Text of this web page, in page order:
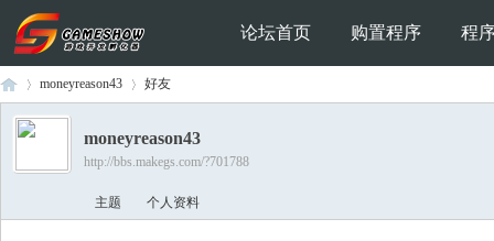
论坛首页 购置程序 程
›
moneyreason43 好友
moneyreason43
http://bbs.makegs.com/?701788
主题 个人资料